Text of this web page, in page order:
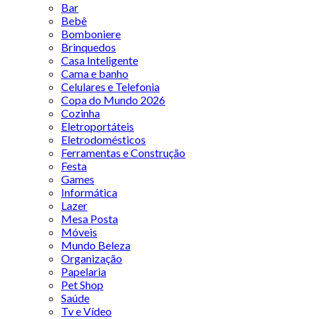
Bar
Bebê
Bomboniere
Brinquedos
Casa Inteligente
Cama e banho
Celulares e Telefonia
Copa do Mundo 2026
Cozinha
Eletroportáteis
Eletrodomésticos
Ferramentas e Construção
Festa
Games
Informática
Lazer
Mesa Posta
Móveis
Mundo Beleza
Organização
Papelaria
Pet Shop
Saúde
Tv e Vídeo